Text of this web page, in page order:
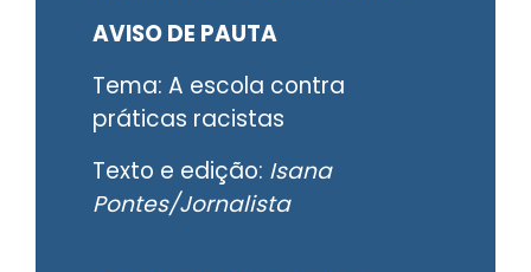
AVISO DE PAUTA
Tema: A escola contra
práticas racistas
Texto e edição: Isana
Pontes/Jornalista